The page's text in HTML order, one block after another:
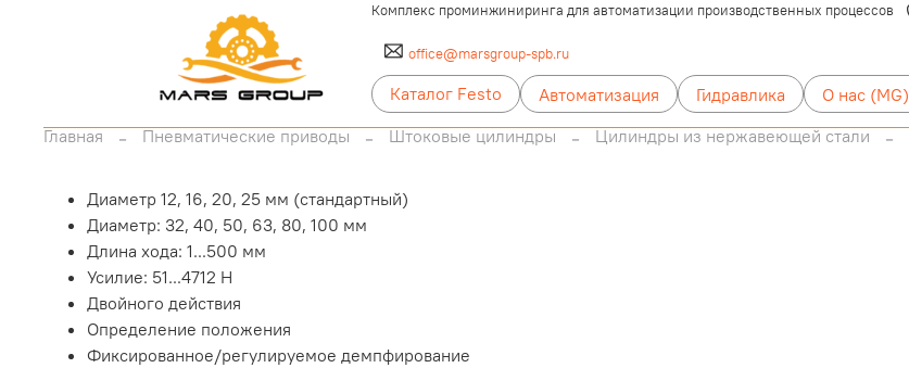
Комплекс проминжиниринга для автоматизации производственных процессов
office@marsgroup-spb.ru
Каталог Festo Автоматизация Гидравлика О нас (MG)
Главная
Пневматические приводы Штоковые цилиндры Цилиндры из нержавеющей стали
Диаметр 12, 16, 20, 25 мм (стандартный)
Диаметр: 32, 40, 50, 63, 80, 100 мм
Длина хода: 1...500 мм
Усилие: 51...4712 Н
Двойного действия
Определение положения
Фиксированное/регулируемое демпфирование